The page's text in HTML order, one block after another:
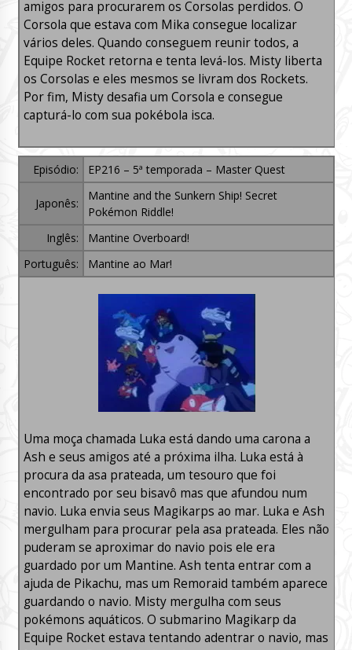
amigos para procurarem os Corsolas perdidos. O
Corsola que estava com Mika consegue localizar
vários deles. Quando conseguem reunir todos, a
Equipe Rocket retorna e tenta levá-los. Misty liberta
os Corsolas e eles mesmos se livram dos Rockets.
Por fim, Misty desafia um Corsola e consegue
capturá-lo com sua pokébola isca.
Episódio: EP216 – 5ª temporada – Master Quest
Japonês:
Mantine and the Sunkern Ship! Secret
Pokémon Riddle!
Inglês:
Mantine Overboard!
Português:
Mantine ao Mar!
Uma moça chamada Luka está dando uma carona a
Ash e seus amigos até a próxima ilha. Luka está à
procura da asa prateada, um tesouro que foi
encontrado por seu bisavô mas que afundou num
navio. Luka envia seus Magikarps ao mar. Luka e Ash
mergulham para procurar pela asa prateada. Eles não
puderam se aproximar do navio pois ele era
guardado por um Mantine. Ash tenta entrar com a
ajuda de Pikachu, mas um Remoraid também aparece
guardando o navio. Misty mergulha com seus
pokémons aquáticos. O submarino Magikarp da
Equipe Rocket estava tentando adentrar o navio, mas